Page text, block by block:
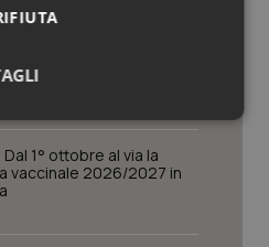
per segnalare l’esistenza
meno costoso
1° ottobre al via la
vaccinale 2026/2027 in
Marketing